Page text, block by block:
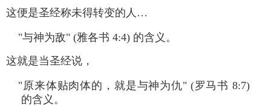
这便是圣经称未得转变的人…
"与神为敌" (雅各书 4:4) 的含义。
这就是当圣经说，
"原来体贴肉体的，就是与神为仇" (罗马书 8:7)
的含义。